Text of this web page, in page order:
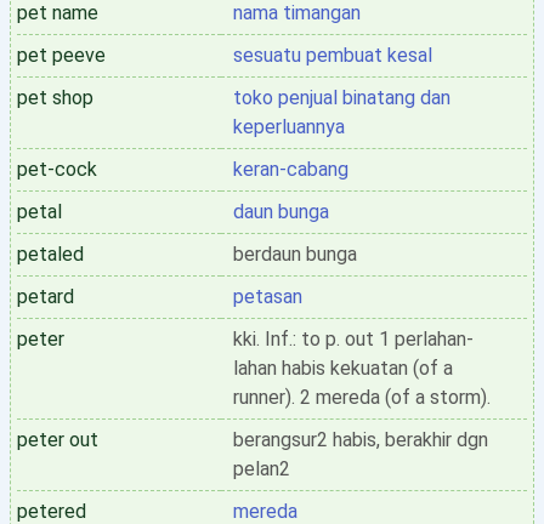
pet name
nama timangan
pet peeve
sesuatu pembuat kesal
pet shop
toko penjual binatang dan
keperluannya
pet-cock
keran-cabang
petal
daun bunga
petaled
berdaun bunga
petard
petasan
peter
kki. Inf.: to p. out 1 perlahan-
lahan habis kekuatan (of a
runner). 2 mereda (of a storm).
peter out
berangsur2 habis, berakhir dgn
pelan2
petered
mereda